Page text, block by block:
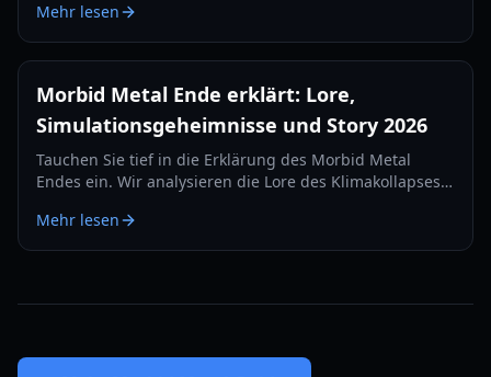
für das ultimative Hack-and-Slash-Erlebnis.
Mehr lesen
Morbid Metal Ende erklärt: Lore,
Simulationsgeheimnisse und Story 2026
Tauchen Sie tief in die Erklärung des Morbid Metal
Endes ein. Wir analysieren die Lore des Klimakollapses,
Simulation.
Mehr lesen